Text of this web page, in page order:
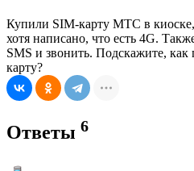
Купили SIM-карту МТС в киоске,
хотя написано, что есть 4G.
SMS и звонить. Подскажите, как
карту?
Ответы 6